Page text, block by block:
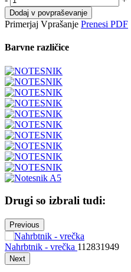
Dodaj v povpraševanje
Primerjaj Vprašanje Prenesi PDF
Barvne različice
Drugi so izbrali tudi:
Previous
Nahrbtnik - vrečka 112831949
Next